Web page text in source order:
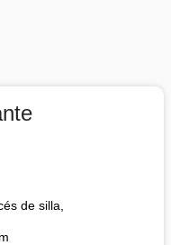
de silla,